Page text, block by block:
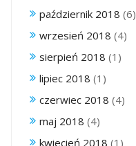
październik 2018 (6)
wrzesień 2018 (4)
sierpień 2018 (1)
lipiec 2018 (1)
czerwiec 2018 (4)
maj 2018 (4)
kwiecień 2018 (1)